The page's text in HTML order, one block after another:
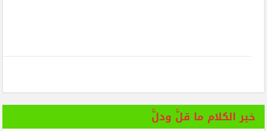
خير الكلام ما قلَّ ودلَّ